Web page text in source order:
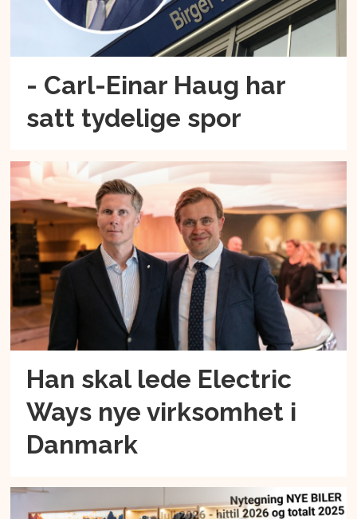
- Carl-Einar Haug har
satt tydelige spor
Han skal lede Electric
Ways nye virksomhet i
Danmark